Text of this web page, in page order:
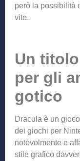
però la possibilità
vite.
Un
per gli
gotico
Dracula è un
dei giochi per
notevolmente e
stile grafico